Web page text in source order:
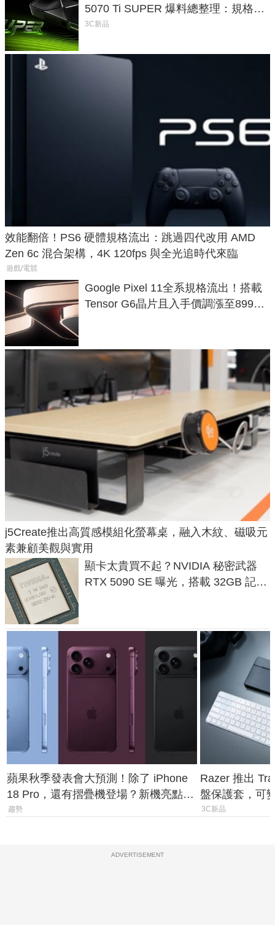
5070 Ti SUPER 爆料總整理：規格、
功耗、上市時間
3C新品
效能翻倍！PS6 硬體規格流出：跳過四代改用 AMD
Zen 6c 混合架構，4K 120fps 與全光追時代來臨
遊戲/電競
Google Pixel 11全系規格流出！搭載
Tensor G6晶片且入手價調漲至899美
j5Create推出高質感模組化螢幕桌，融入木紋、磁吸元
素兼顧美觀與實用
顯卡太貴買不起？NVIDIA 秘密武器
RTX 5090 SE 曝光，搭載 32GB 記憶
蘋果秋季發表會大預測！除了 iPhone
18 Pro，還有摺疊機登場？新機亮點預
測一次看
趨勢
Razer 推出
盤保護套，可
價 2,090 元
3C新品
ADVERTISEMENT